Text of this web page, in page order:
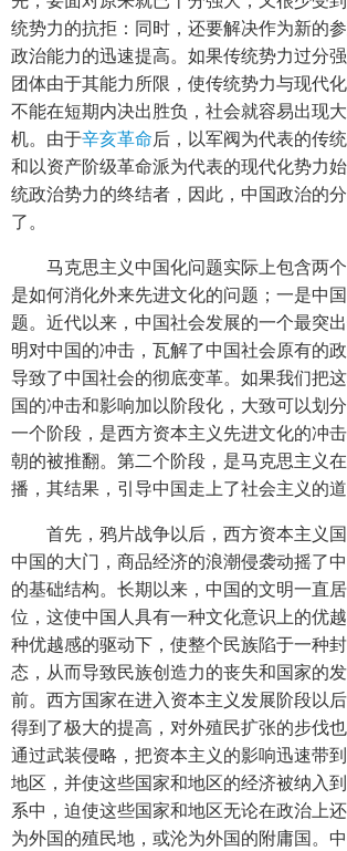
统势力的抗拒：同时，还要解决作为新的
政治能力的迅速提高。如果传统势力过分
团体由于其能力所限，使传统势力与现代
不能在短期内决出胜负，社会就容易出现
机。由于辛亥革命后，以军阀为代表的传
和以资产阶级革命派为代表的现代化势力
统政治势力的终结者，因此，中国政治的
了。
马克思主义中国化问题实际上包含两个
是如何消化外来先进文化的问题；一是中
题。近代以来，中国社会发展的一个最突
明对中国的冲击，瓦解了中国社会原有的
导致了中国社会的彻底变革。如果我们把
国的冲击和影响加以阶段化，大致可以划
一个阶段，是西方资本主义先进文化的冲
朝的被推翻。第二个阶段，是马克思主义
播，其结果，引导中国走上了社会主义的道
首先，鸦片战争以后，西方资本主义国
中国的大门，商品经济的浪潮侵袭动摇了
的基础结构。长期以来，中国的文明一直
位，这使中国人具有一种文化意识上的优
种优越感的驱动下，使整个民族陷于一种
态，从而导致民族创造力的丧失和国家的
前。西方国家在进入资本主义发展阶段以
得到了极大的提高，对外殖民扩张的步伐
通过武装侵略，把资本主义的影响迅速带
地区，并使这些国家和地区的经济被纳入
系中，迫使这些国家和地区无论在政治上
为外国的殖民地，或沦为外国的附庸国。